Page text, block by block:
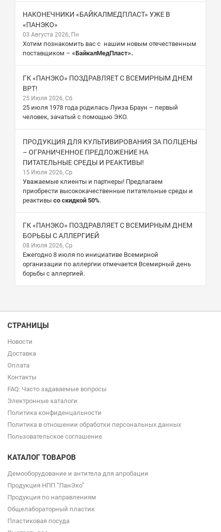
НАКОНЕЧНИКИ «БАЙКАЛМЕДПЛАСТ» УЖЕ В
«ПАНЭКО»
03 Августа 2026, Пн
Хотим познакомить вас с нашим новым отечественным
поставщиком – «БайкалМедПласт».
ГК «ПАНЭКО» ПОЗДРАВЛЯЕТ С ВСЕМИРНЫМ ДНЕМ
ВРТ!
25 Июля 2026, Сб
25 июля 1978 года родилась Луиза Браун – первый
человек, зачатый с помощью ЭКО.
ПРОДУКЦИЯ ДЛЯ КУЛЬТИВИРОВАНИЯ ЗА ПОЛЦЕНЫ
– ОГРАНИЧЕННОЕ ПРЕДЛОЖЕНИЕ НА
ПИТАТЕЛЬНЫЕ СРЕДЫ И РЕАКТИВЫ!
15 Июля 2026, Ср
Уважаемые клиенты и партнеры! Предлагаем
приобрести высококачественные питательные среды и
реактивы со скидкой 50%.
ГК «ПАНЭКО» ПОЗДРАВЛЯЕТ С ВСЕМИРНЫМ ДНЕМ
БОРЬБЫ С АЛЛЕРГИЕЙ
08 Июля 2026, Ср
Ежегодно 8 июля по инициативе Всемирной
организации по аллергии отмечается Всемирный день
борьбы с аллергией.
СТРАНИЦЫ
Новости
Доставка
Оплата
Контакты
FAQ: Часто задаваемые вопросы
Электронные каталоги
Политика конфиденцальности
Политика в отношении обработки персональных данных
Пользовательское соглашение
КАТАЛОГ ТОВАРОВ
Демооборудование и антитела для апробации
Продукция НПП “ПанЭко”
Продукция по направлениям
Общелабораторный пластик
Пластиковая посуда